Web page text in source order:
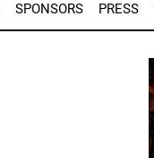
SPONSORS PRESS